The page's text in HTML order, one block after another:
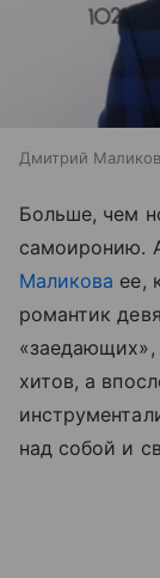
Дмитрий Маликов
Больше, чем
самоиронию.
Маликова ее,
романтик
«заедающих»,
хитов, а
над собой и